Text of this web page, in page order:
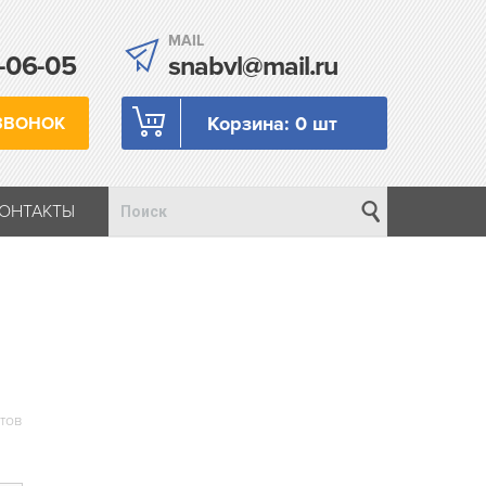
05
MAIL
snabvl@mail.ru
Корзина: 0 шт